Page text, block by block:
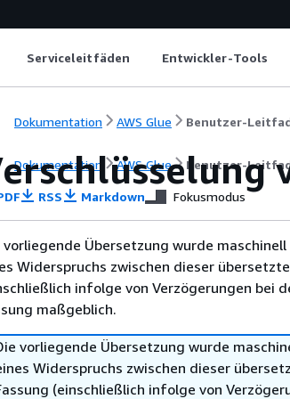
Serviceleitfäden Entwickler-Tools
Dokumentation AWS Glue Benutzer-
Dokumentation AWS Glue Benutzer-
RSS Markdown Fokusmodus
vorliegende Übersetzung wurde
Widerspruchs zwischen dieser
infolge von Verzögerungen bei
maßgeblich.
vorliegende Übersetzung wurde
Widerspruchs zwischen dieser
(einschließlich infolge von